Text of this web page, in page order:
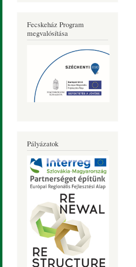
Fecskeház Program
megvalósítása
Pályázatok